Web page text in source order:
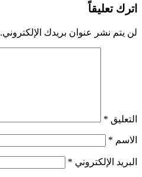
اترك تعليقاً
لن يتم نشر عنوان بريدك الإلكتروني.
التعليق *
الاسم *
البريد الإلكتروني *